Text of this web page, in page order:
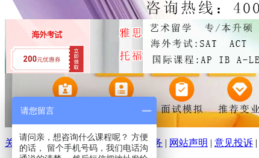
关于环球培训网|分支机构|广告服务 | 网站声明 | 意见投诉 |
请您留言
请问亲，想咨询什么课程呢？ 方便
的话， 留个手机号码，我们电话沟